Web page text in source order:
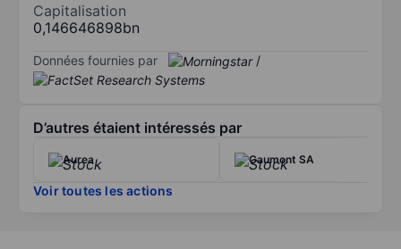
Capitalisation
0,146646898bn
Données fournies par /
D’autres étaient intéressés par
Aurea Gaumont SA
Voir toutes les actions